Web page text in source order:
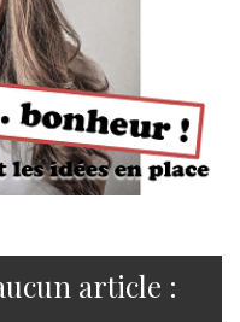
article :